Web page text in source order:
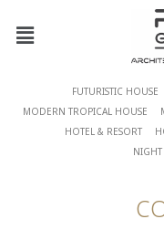
FUTURISTIC HOUSE
MODERN TROPICAL HOUSE
HOTEL & RESORT